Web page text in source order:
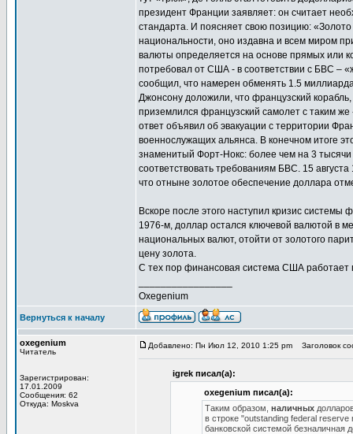
президент Франции заявляет: он считает
стандарта. И поясняет свою позицию:
национальности, оно издавна и всем миром
валюты определяется на основе прямых или
потребовал от США - в соответствии с БВС –
сообщил, что намерен обменять 1.5
Джонсону доложили, что французский
приземлился французский самолет с таким
ответ объявил об эвакуации с территории
военнослужащих альянса. В конечном итоге
знаменитый Форт-Нокс: более чем на 3
соответствовать требованиям БВС. 15
что отныне золотое обеспечение доллара
Вскоре после этого наступил кризис
1976-м, доллар остался ключевой валютой в
национальных валют, отойти от золотого
цену золота.
С тех пор финансовая система США работает
Oxegenium
Вернуться к началу
oxegenium
Читатель
Зарегистрирован:
17.01.2009
Сообщения: 62
Откуда: Moskva
Добавлено: Пн Июл 12, 2010 1:25 pm Заголовок
igrek писал(а):
oxegenium писал(а):
Таким образом, наличных
в строке "outstanding federal
банковской системой безналичная